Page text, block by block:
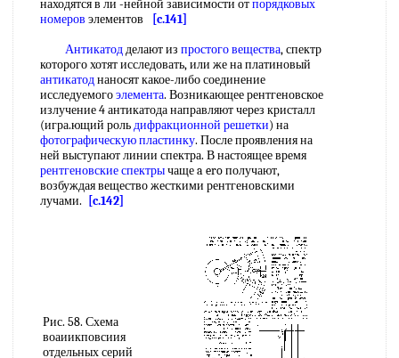
находятся в ли -нейной зависимости отпорядковых
номеров элементов
[c.141]
Антикатодделают из простого вещества, спектр
которого хотят исследовать, или же на платиновый
антикатоднаносят какое-либо соединение
исследуемогоэлемента. Возникающее рентгеновское
излучение 4 антикатода направляют через кристалл
(игра.ющий рольдифракционной решетки) на
фотографическую пластинку. После проявления на
ней выступают линии спектра. В настоящее время
рентгеновские спектрычаще a ero получают,
возбуждая вещество жесткими рентгеновскими
лучами.
[c.142]
Рис. 58. Схема
воаиикповсиия
отдельных серий